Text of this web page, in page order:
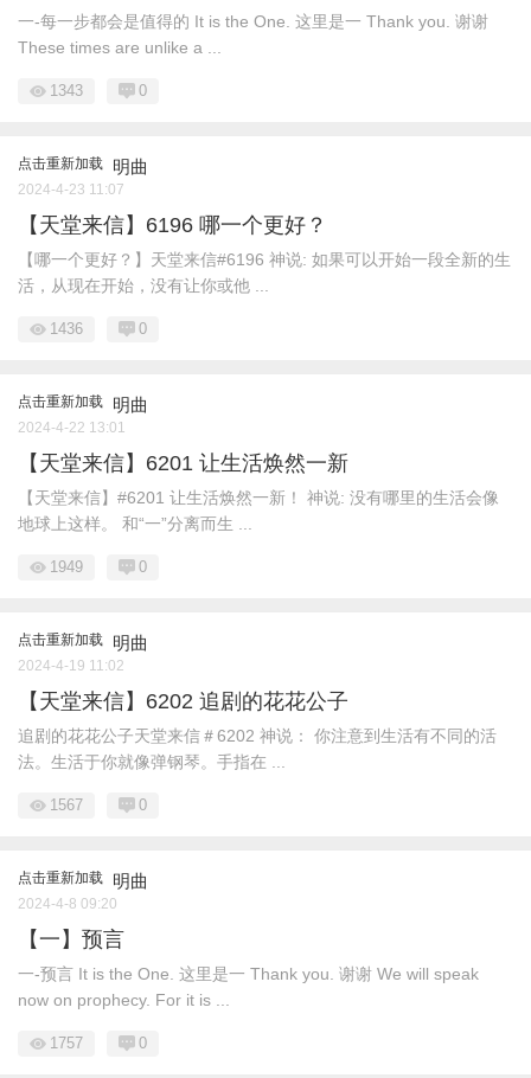
一-每一步都会是值得的 It is the One. 这里是一 Thank you. 谢谢
These times are unlike a ...
1343 0
点击重新加载 明曲
2024-4-23 11:07
【天堂来信】6196 哪一个更好？
【哪一个更好？】天堂来信#6196 神说: 如果可以开始一段全新的生
活，从现在开始，没有让你或他 ...
1436 0
点击重新加载 明曲
2024-4-22 13:01
【天堂来信】6201 让生活焕然一新
【天堂来信】#6201 让生活焕然一新！ 神说: 没有哪里的生活会像
地球上这样。 和“一”分离而生 ...
1949 0
点击重新加载 明曲
2024-4-19 11:02
【天堂来信】6202 追剧的花花公子
追剧的花花公子天堂来信＃6202 神说： 你注意到生活有不同的活
法。生活于你就像弹钢琴。手指在 ...
1567 0
点击重新加载 明曲
2024-4-8 09:20
【一】预言
一-预言 It is the One. 这里是一 Thank you. 谢谢 We will speak
now on prophecy. For it is ...
1757 0